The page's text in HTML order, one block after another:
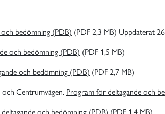
bedömning (PDB) (PDF 2,3 MB) Uppdaterat
och bedömning (PDB) (PDF 1,5 MB)
och bedömning (PDB) (PDF 2,7 MB)
Centrumvägen. Program för deltagande och